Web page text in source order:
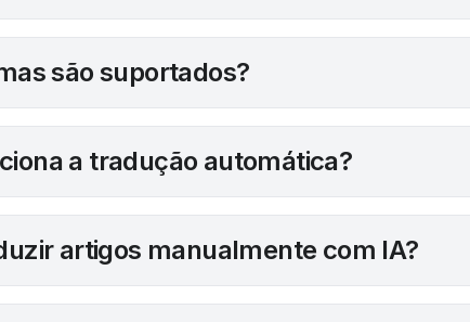
são suportados?
a tradução automática?
artigos manualmente com IA?